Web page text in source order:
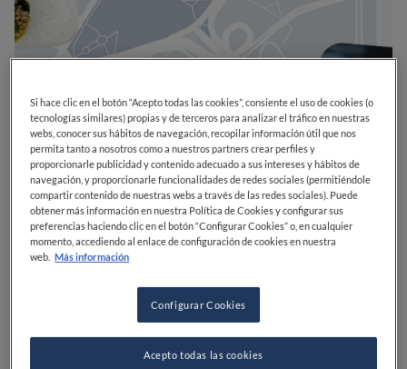
Si hace clic en el botón “Acepto todas las cookies”, consiente el uso de cookies (o
tecnologías similares) propias y de terceros para analizar el tráfico en nuestras
webs, conocer sus hábitos de navegación, recopilar información útil que nos
permita tanto a nosotros como a nuestros partners crear perfiles y
proporcionarle publicidad y contenido adecuado a sus intereses y hábitos de
navegación, y proporcionarle funcionalidades de redes sociales (permitiéndole
compartir contenido de nuestras webs a través de las redes sociales). Puede
obtener más información en nuestra Política de Cookies y configurar sus
preferencias haciendo clic en el botón “Configurar Cookies” o, en cualquier
momento, accediendo al enlace de configuración de cookies en nuestra
web. Más información
Configurar Cookies
Acepto todas las cookies